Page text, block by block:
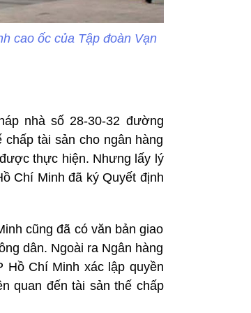
cao ốc của Tập đoàn Vạn
nhà số 28-30-32 đường
tài sản cho ngân hàng
thực hiện. Nhưng lấy lý
Chí Minh đã ký Quyết định
cũng đã có văn bản giao
dân. Ngoài ra Ngân hàng
Hồ Chí Minh xác lập quyền
quan đến tài sản thế chấp